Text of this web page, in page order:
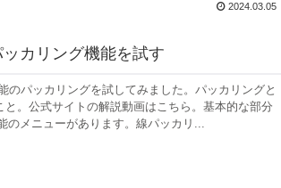
2024.03.05
カリング機能を試す
のパッカリングを試してみました。パッカリングと
。公式サイトの解説動画はこちら。基本的な部分
メニューがあります。線パッカリ...